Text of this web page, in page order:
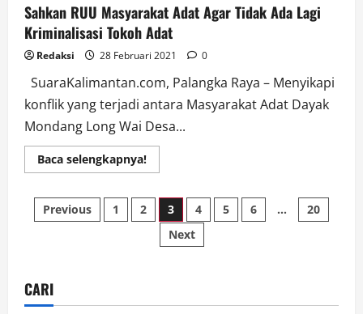
Sahkan RUU Masyarakat Adat Agar Tidak Ada Lagi
Kriminalisasi Tokoh Adat
Redaksi 28 Februari 2021 0
SuaraKalimantan.com, Palangka Raya – Menyikapi
konflik yang terjadi antara Masyarakat Adat Dayak
Mondang Long Wai Desa...
Baca selengkapnya!Read
more
RUU
Masyarakat
Adat
Agar
Tidak
Adat
Paginasi
Previous 1 2 3 4 5 6 …
20
Next
CARI